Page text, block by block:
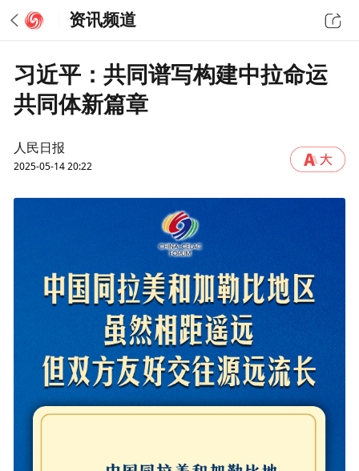
资讯频道
习近平：共同谱写构建中拉命运
共同体新篇章
人民日报
2025-05-14 20:22